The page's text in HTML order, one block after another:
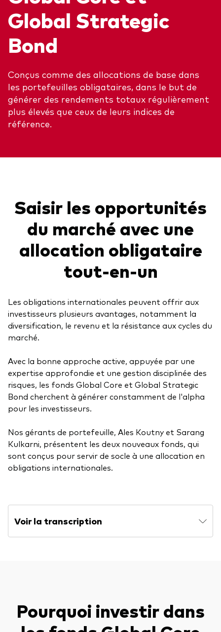
Voir les produits par type
Actions
ETFs
Fonds commun de placement
Gestion active
Gestion passive
À propos de nos produits
ESG
Marché monétaire
Multi-actifs
Obligations active
Comment investir avec nous
Documents juridiques
Gérance des placements
Événements et webinaires
Contactez-nous
Prévention de la fraude
Global Strategic
Bond
Conçus comme des allocations de base dans
les portefeuilles obligataires, dans le but de
générer des rendements totaux régulièrement
plus élevés que ceux de leurs indices de
référence.
Saisir les opportunités
du marché avec une
allocation obligataire
tout-en-un
Les obligations internationales peuvent offrir aux
investisseurs plusieurs avantages, notamment la
diversification, le revenu et la résistance aux cycles du
marché.
Avec la bonne approche active, appuyée par une
expertise approfondie et une gestion disciplinée des
risques, les fonds Global Core et Global Strategic
Bond cherchent à générer constamment de l'alpha
pour les investisseurs.
Nos gérants de portefeuille, Ales Koutny et Sarang
Kulkarni, présentent les deux nouveaux fonds, qui
sont conçus pour servir de socle à une allocation en
obligations internationales.
Voir la transcription
Pourquoi investir dans